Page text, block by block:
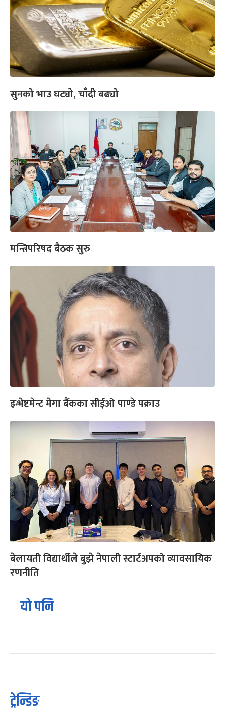
सुनको भाउ घट्यो, चाँदी बढ्यो
मन्त्रिपरिषद बैठक सुरु
इन्भेष्टमेन्ट मेगा बैंकका सीईओ पाण्डे पक्राउ
बेलायती विद्यार्थीले बुझे नेपाली स्टार्टअपको व्यावसायिक
रणनीति
यो पनि
ट्रेन्डिङ